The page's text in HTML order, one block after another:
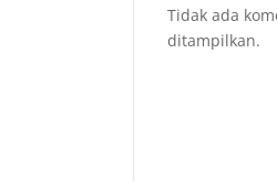
Tidak ada
ditampilkan.